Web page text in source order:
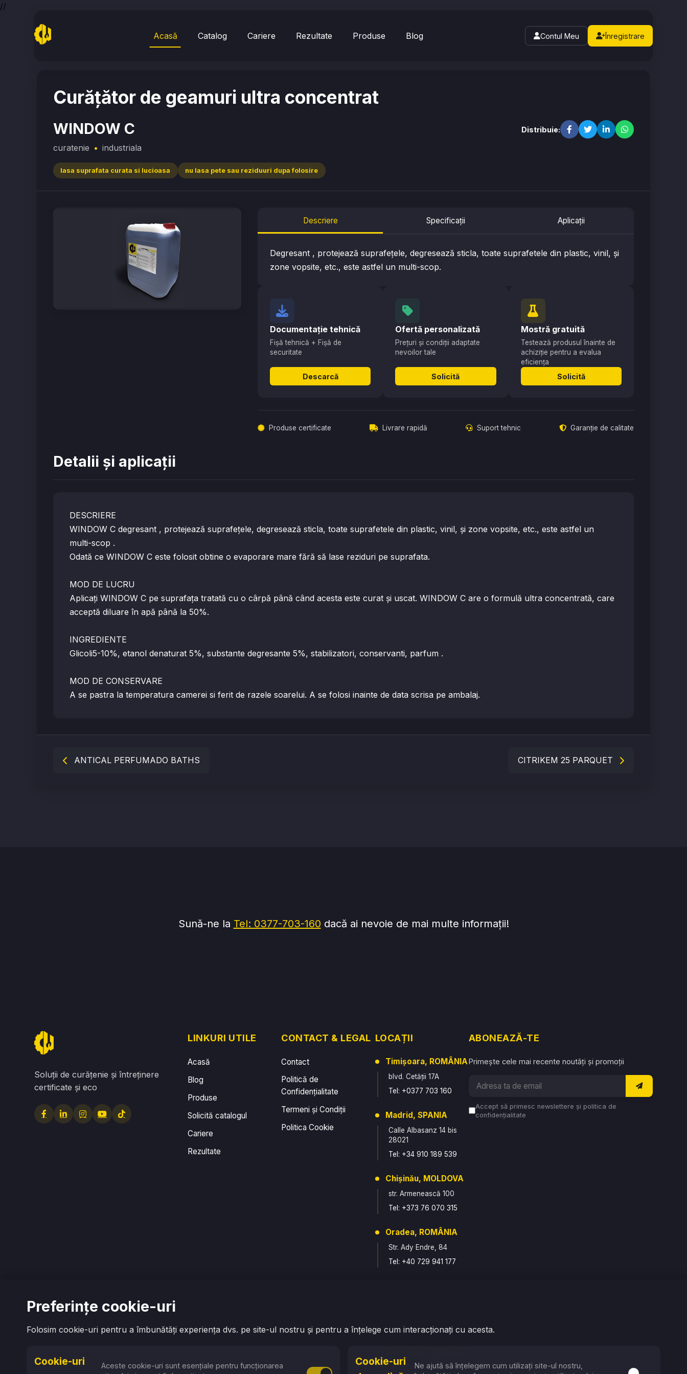
//
Acasă Catalog Cariere Rezultate Produse Blog Contul Meu
Înregistrare
Curățător de geamuri ultra concentrat
WINDOW C
curatenie • industriala
lasa suprafata curata si lucioasa nu lasa pete sau reziduuri dupa folosire
Distribuie:
Descriere Specificații Aplicații
Degresant , protejează suprafeţele, degresează sticla, toate suprafetele din plastic, vinil, şi
zone vopsite, etc., este astfel un multi-scop.
Documentație tehnică
Fișă tehnică + Fișă de
securitate
Descarcă
Ofertă personalizată
Prețuri și condiții adaptate
nevoilor tale
Solicită
Mostră gratuită
Testează produsul înainte de
achiziție pentru a evalua
eficiența
Solicită
Produse certificate Livrare rapidă Suport tehnic Garanție de calitate
Detalii și aplicații
DESCRIERE
WINDOW C degresant , protejează suprafeţele, degresează sticla, toate suprafetele din plastic, vinil, şi zone vopsite, etc., este astfel un
multi-scop .
Odată ce WINDOW C este folosit obtine o evaporare mare fără să lase reziduri pe suprafata.
MOD DE LUCRU
Aplicaţi WINDOW C pe suprafaţa tratată cu o cârpă până când acesta este curat şi uscat. WINDOW C are o formulă ultra concentrată, care
acceptă diluare în apă până la 50%.
INGREDIENTE
Glicoli5-10%, etanol denaturat 5%, substante degresante 5%, stabilizatori, conservanti, parfum .
MOD DE CONSERVARE
A se pastra la temperatura camerei si ferit de razele soarelui. A se folosi inainte de data scrisa pe ambalaj.
ANTICAL PERFUMADO BATHS CITRIKEM 25 PARQUET
Sună-ne la Tel: 0377-703-160 dacă ai nevoie de mai multe informații!
Soluții de curățenie și întreținere
certificate și eco
LINKURI UTILE
Acasă
Blog
Produse
Solicită catalogul
Cariere
Rezultate
CONTACT & LEGAL
Contact
Politică de
Confidențialitate
Termeni și Condiții
Politica Cookie
LOCAȚII
Timișoara, ROMÂNIA
blvd. Cetății 17A
Tel: +0377 703 160
Madrid, SPANIA
Calle Albasanz 14 bis
28021
Tel: +34 910 189 539
Chișinău, MOLDOVA
str. Armenească 100
Tel: +373 76 070 315
Oradea, ROMÂNIA
Str. Ady Endre, 84
Tel: +40 729 941 177
Tel: +40 774 663 896
Str. Vasile Lucaciu, 122
ABONEAZĂ-TE
Primește cele mai recente noutăți și promoții
Accept să primesc newslettere și politica de
confidențialitate
Preferințe cookie-uri
Folosim cookie-uri pentru a îmbunătăți experiența dvs. pe site-ul nostru și pentru a înțelege cum interacționați cu acesta.
Cookie-uri
Aceste cookie-uri sunt esențiale pentru funcționarea
Cookie-uri
Ne ajută să înțelegem cum utilizați site-ul nostru,